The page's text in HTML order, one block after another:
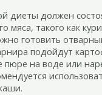
диеты должен
мяса, такого как
готовить
подойдут
пюре на воде или